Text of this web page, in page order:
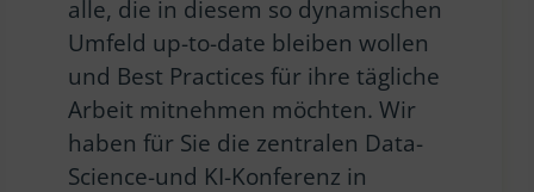
alle, die in diesem so dynamischen
Umfeld up-to-date bleiben wollen
und Best Practices für ihre tägliche
Arbeit mitnehmen möchten. Wir
haben für Sie die zentralen Data-
Science-und KI-Konferenz in